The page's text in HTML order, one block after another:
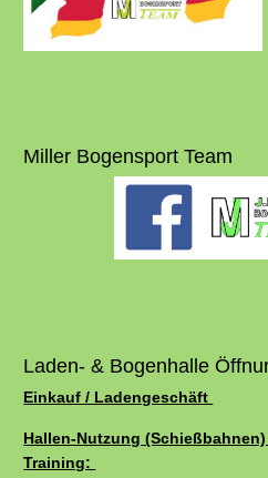
Miller Bogensport Team
Laden- & Bogenhalle
Einkauf / Ladengeschäft
Hallen-Nutzung
Training: